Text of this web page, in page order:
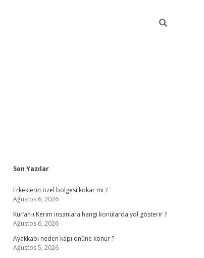
Sidebar
Son Yazılar
Erkeklerin özel bölgesi kokar mı ?
Ağustos 6, 2026
Kur’an-ı Kerim insanlara hangi konularda yol gösterir ?
Ağustos 6, 2026
Ayakkabı neden kapı önüne konur ?
Ağustos 5, 2026